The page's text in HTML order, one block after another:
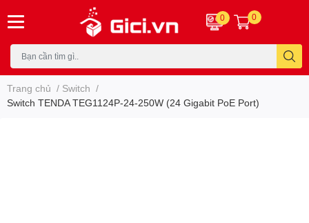
0 0
Trang chủ / Switch /
Switch TENDA TEG1124P-24-250W (24 Gigabit PoE Port)